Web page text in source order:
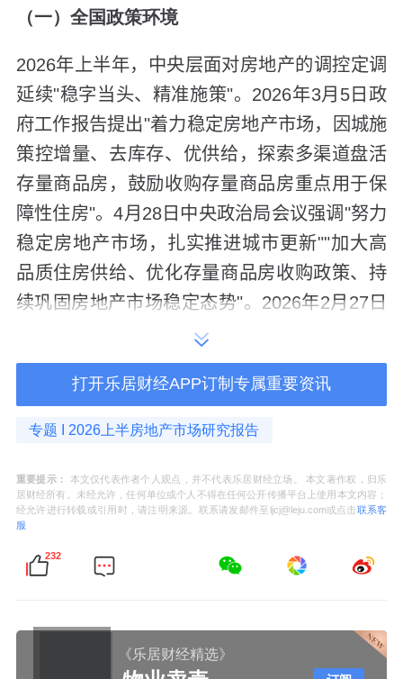
（一）全国政策环境
2026年上半年，中央层面对房地产的调控定调
延续"稳字当头、精准施策"。2026年3月5日政
府工作报告提出"着力稳定房地产市场，因城施
策控增量、去库存、优供给，探索多渠道盘活
存量商品房，鼓励收购存量商品房重点用于保
障性住房"。4月28日中央政治局会议强调"努力
稳定房地产市场，扎实推进城市更新""加大高
品质住房供给、优化存量商品房收购政策、持
续巩固房地产市场稳定态势"。2026年2月27日
中央政治局会议进一步确立"更加积极的财政政
策+适度宽松的货币政策"组合，并强调"强化改
革举措与宏观政策协同"。
货币金融环境方面，上半年1年期LPR维持
已连续多月保持不变。2025年5月7日曾降准
0.5个百分点、下调政策利率、带动5年期以上
LPR下调至3.5%，同步下调公积金贷款利率、
率下调10BP。
打开乐居财经APP订制专属重要资讯
专题 I 2026上半房地产市场研究报告
重要提示：
本文仅代表作者个人观点，并不代表乐居财经立场。 本文著作权，归乐
居财经所有。未经允许，任何单位或个人不得在任何公开传播平台上使用本文内容；
经允许进行转载或引用时，请注明来源。联系请发邮件至ljcj@leju.com或点击联系客
服
232
《乐居财经精选》